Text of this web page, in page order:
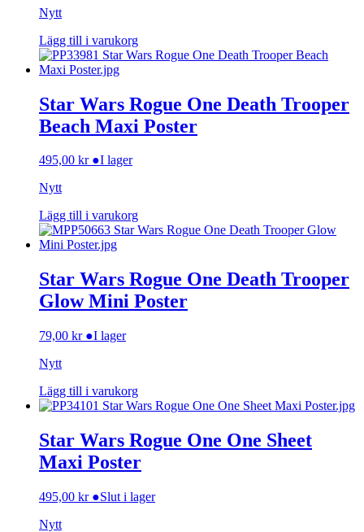
Nytt
Lägg till i varukorg
Star Wars Rogue One Death Trooper
Beach Maxi Poster
495,00 kr ●I lager
Nytt
Lägg till i varukorg
Star Wars Rogue One Death Trooper
Glow Mini Poster
79,00 kr ●I lager
Nytt
Lägg till i varukorg
Star Wars Rogue One One Sheet
Maxi Poster
495,00 kr ●Slut i lager
Nytt